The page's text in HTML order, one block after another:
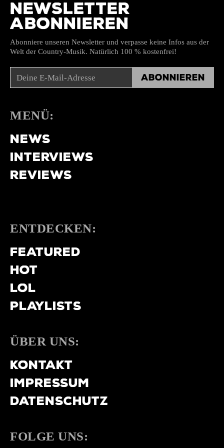
NEWSLETTER
ABONNIEREN
Abonniere unseren Newsletter und verpasse keine Infos aus der
Welt der Country-Musik. Natürlich 100 % kostenfrei!
Abonnieren
MENÜ:
NEWS
INTERVIEWS
REVIEWS
ENTDECKEN:
FEATURED
HOT
LOL
PLAYLISTS
ÜBER UNS:
KONTAKT
IMPRESSUM
DATENSCHUTZ
FOLGE UNS: